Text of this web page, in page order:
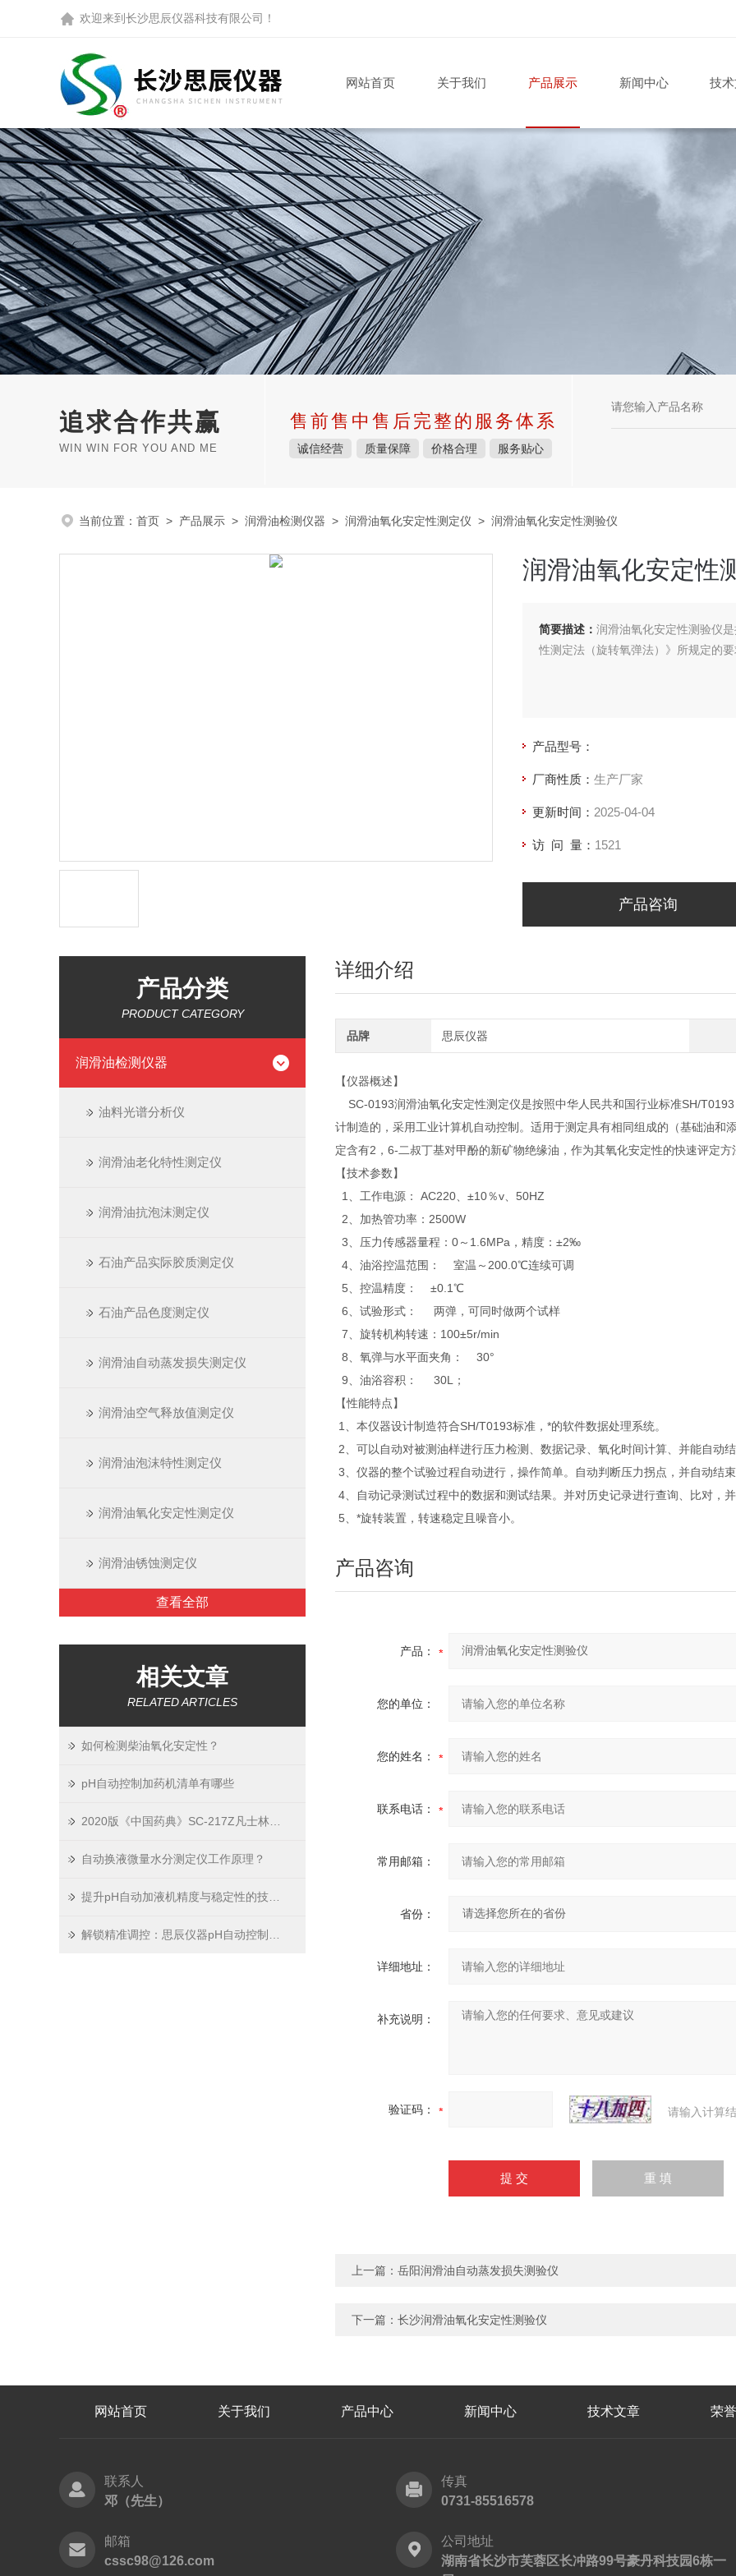
欢迎来到 长沙思辰仪器科技有限公司 ！
网站首页 关于我们 产品展示 新闻中心 技
追求合作共赢
WIN WIN FOR YOU AND ME
售前售中售后完整的服务体系
诚信经营 质量保障 价格合理 服务贴心
当前位置： 首页 > 产品展示 > 润滑油检测仪器 > 润滑油氧化安定性测定仪 > 润滑油氧化安定性测验仪
润滑油氧化安定性
简要描述： 润滑油氧化安定性测验仪
性测定法（旋转氧弹法）》所规定的
产品型号：
厂商性质： 生产厂家
更新时间： 2025-04-04
访 问 量： 1521
产品咨询
产品分类
PRODUCT CATEGORY
润滑油检测仪器
油料光谱分析仪
润滑油老化特性测定仪
润滑油抗泡沫测定仪
石油产品实际胶质测定仪
石油产品色度测定仪
润滑油自动蒸发损失测定仪
润滑油空气释放值测定仪
润滑油泡沫特性测定仪
润滑油氧化安定性测定仪
润滑油锈蚀测定仪
查看全部
相关文章
RELATED ARTICLES
如何检测柴油氧化安定性？
pH自动控制加药机清单有哪些
自动换液微量水分测定仪工作原理？
详细介绍
品牌 思辰仪器
【仪器概述】
SC-0193润滑油氧化安定性测定仪是按照中华人民共和国行业标准SH/
计制造的，采用工业计算机自动控制。适用于测定具有相同组成的（基础油和
定含有2，6-二叔丁基对甲酚的新矿物绝缘油，作为其氧化安定性的快速评定方
【技术参数】
1、工作电源： AC220、±10％v、50HZ
2、加热管功率：2500W
3、压力传感器量程：0～1.6MPa，精度：±2‰
4、油浴控温范围： 室温～200.0℃连续可调
5、控温精度： ±0.1℃
6、试验形式： 两弹，可同时做两个试样
7、旋转机构转速：100±5r/min
8、氧弹与水平面夹角： 30°
9、油浴容积： 30L；
【性能特点】
1、本仪器设计制造符合SH/T0193标准，*的软件数据处理系统。
2、可以自动对被测油样进行压力检测、数据记录、氧化时间计算、并能自动
3、仪器的整个试验过程自动进行，操作简单。自动判断压力拐点，并自动结
4、自动记录测试过程中的数据和测试结果。并对历史记录进行查询、比对，
5、*旋转装置，转速稳定且噪音小。
产品咨询
产品：
您的单位：
您的姓名：
联系电话：
常用邮箱：
省份：
详细地址：
补充说明：
验证码： 请输入计算
上一篇： 岳阳润滑油自动蒸发损失测验仪
下一篇： 长沙润滑油氧化安定性测验仪
网站首页 关于我们 产品中心 新闻中心 技术文章 荣
联系人
邓（先生）
传真
0731-85516578
邮箱
cssc98@126.com
公司地址
湖南省长沙市芙蓉区长冲路99号豪丹科技园6栋一